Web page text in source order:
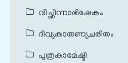
വിച്ഛിന്നാഭിഷേകം
ദിവ്യകാരുണ്യചരിതം
പുത്രകാമേഷ്ടി